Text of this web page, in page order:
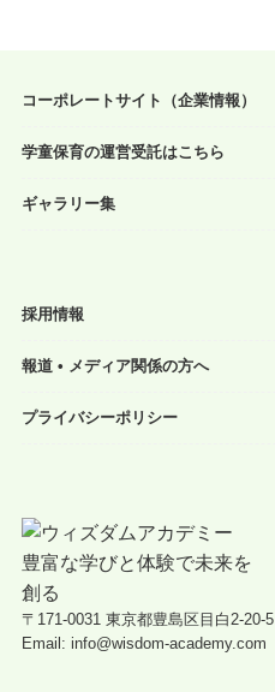
コーポレートサイト（企業情報）
学童保育の運営受託はこちら
ギャラリー集
採用情報
報道 • メディア関係の方へ
プライバシーポリシー
〒171-0031 東京都豊島区目白2-20-5
Email: info@wisdom-academy.com